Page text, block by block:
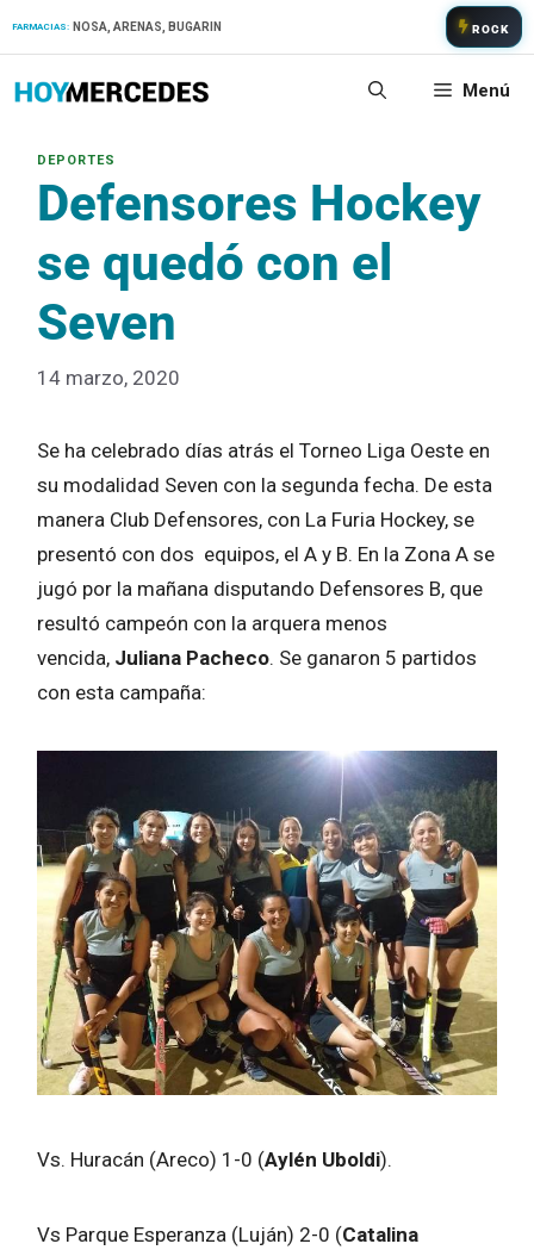
FARMACIAS: NOSA, ARENAS, BUGARIN ROCK
Menú
Defensores Hockey
se quedó con el
Seven
14 marzo, 2020
Se ha celebrado días atrás el Torneo Liga Oeste en
su modalidad Seven con la segunda fecha. De esta
manera Club Defensores, con La Furia Hockey, se
presentó con dos equipos, el A y B. En la Zona A se
jugó por la mañana disputando Defensores B, que
resultó campeón con la arquera menos
vencida, Juliana Pacheco. Se ganaron 5 partidos
con esta campaña:
Vs. Huracán (Areco) 1-0 (Aylén Uboldi).
Vs Parque Esperanza (Luján) 2-0 (Catalina